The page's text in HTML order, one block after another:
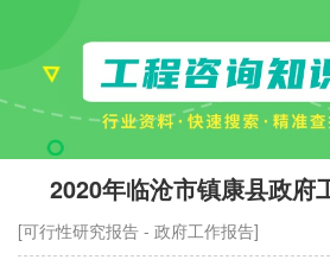
2020年临沧市镇康县政
[可行性研究报告 - 政府工作报告]